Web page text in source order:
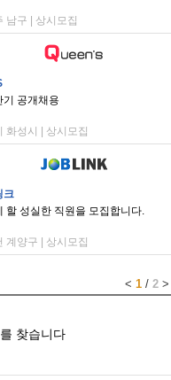
남구 | 상시모집
기 공개채용
화성시 | 상시모집
크
할 성실한 직원을 모집합니다.
계양구 | 상시모집
< 1 / 2 >
찾습니다